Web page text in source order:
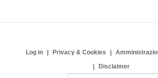
Log in Privacy & Cookies
Disclaimer